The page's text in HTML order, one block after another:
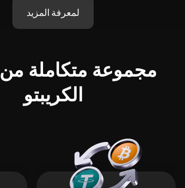
لمعرفة المزيد
مجموعة متكاملة
الكريبتو